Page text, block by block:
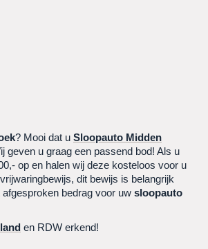
? Mooi dat u Sloopauto Midden
geven u graag een passend bod! Als u
op en halen wij deze kosteloos voor u
dit bewijs is belangrijk
bedrag voor uw sloopauto
en RDW erkend!